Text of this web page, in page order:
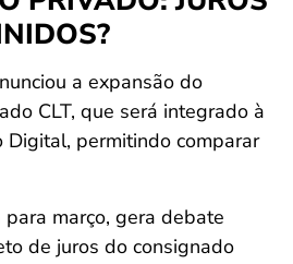
a expansão do
CLT, que será integrado à
Digital, permitindo comparar
março, gera debate
de juros do consignado